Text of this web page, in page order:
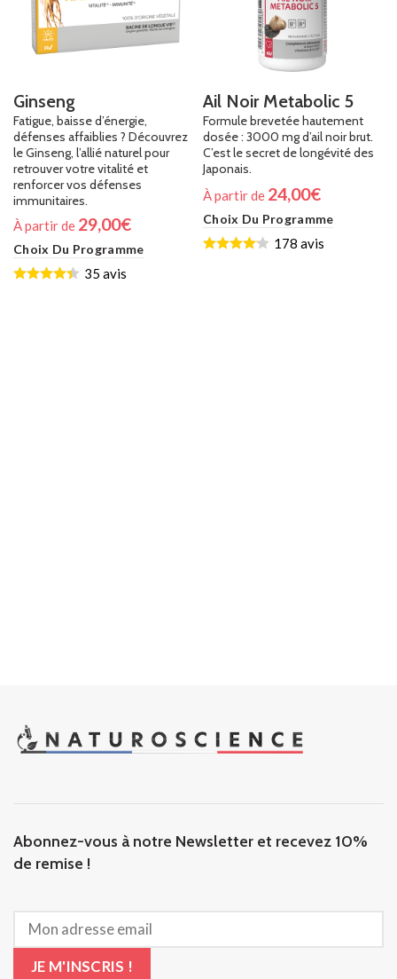
Ginseng
Fatigue, baisse d’énergie,
défenses affaiblies ? Découvrez
le Ginseng, l’allié naturel pour
retrouver votre vitalité et
renforcer vos défenses
immunitaires.
À partir de 29,00€
Choix Du Programme
35 avis
Ail Noir Metabolic 5
Formule brevetée hautement
dosée : 3000 mg d’ail noir brut.
C’est le secret de longévité des
Japonais.
À partir de 24,00€
Choix Du Programme
178 avis
Abonnez-vous à notre Newsletter et recevez 10%
de remise !